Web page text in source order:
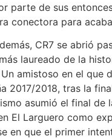
parte de sus
conectora para
CR7 se abrió
laureado de la
amistoso en el que
2017/2018, tras la
asumió el final
El Larguero como
en que el primer